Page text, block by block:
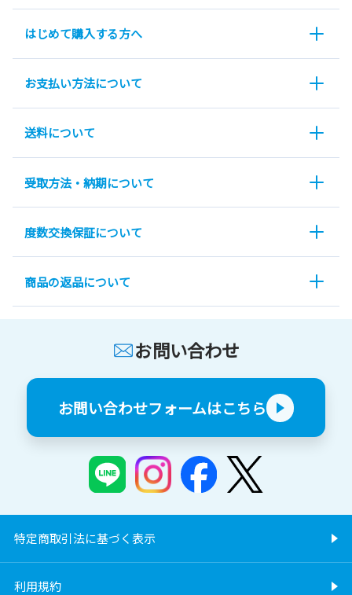
はじめて購入する方へ
お支払い方法について
送料について
受取方法・納期について
度数交換保証について
商品の返品について
お問い合わせ
お問い合わせフォームはこちら
特定商取引法に基づく表示
利用規約